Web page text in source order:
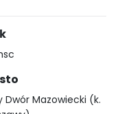
Dwór Mazowiecki (k.